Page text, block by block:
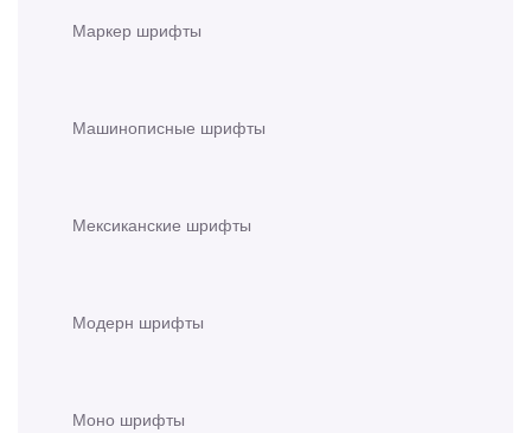
Маркер шрифты
Машинописные шрифты
Мексиканские шрифты
Модерн шрифты
Моно шрифты